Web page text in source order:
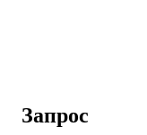
Запрос